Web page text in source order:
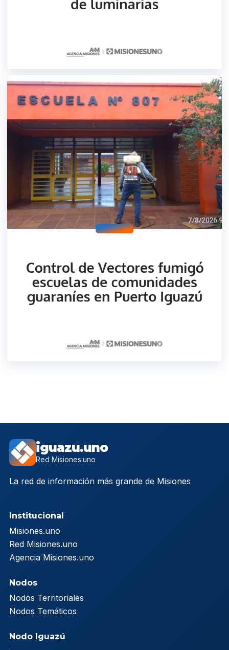
iguazu.uno
Red Misiones.uno
La red de información más grande de Misiones
Institucional
Misiones.uno
Red Misiones.uno
Agencia Misiones.uno
Nodos
Nodos Territoriales
Nodos Temáticos
Nodo Iguazú